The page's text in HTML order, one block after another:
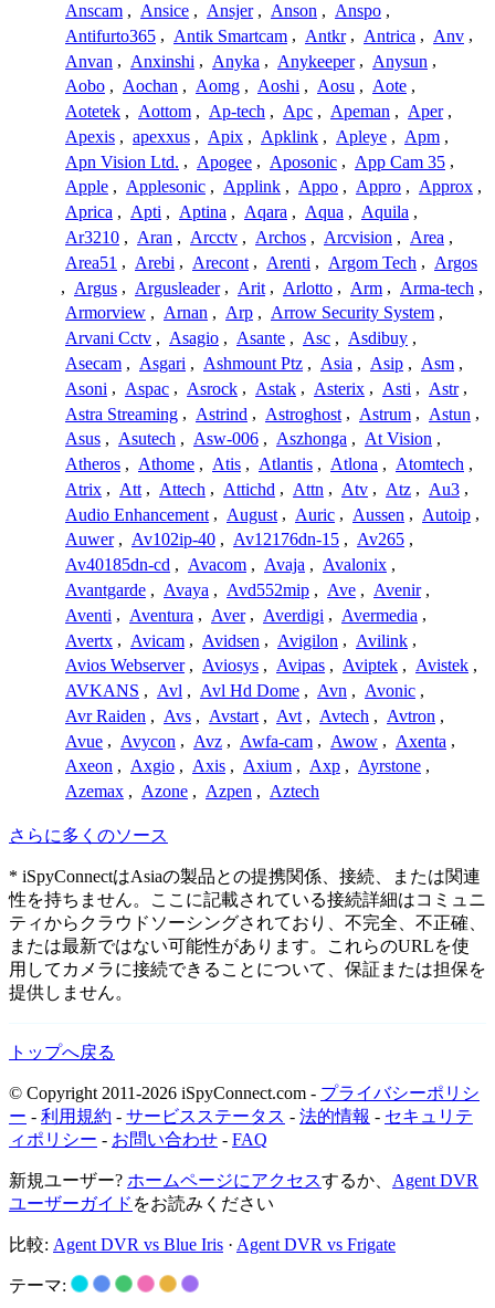
Anscam , Ansice , Ansjer , Anson , Anspo ,
Antifurto365 , Antik Smartcam , Antkr , Antrica , Anv ,
Anvan , Anxinshi , Anyka , Anykeeper , Anysun ,
Aobo , Aochan , Aomg , Aoshi , Aosu , Aote ,
Aotetek , Aottom , Ap-tech , Apc , Apeman , Aper ,
Apexis , apexxus , Apix , Apklink , Apleye , Apm ,
Apn Vision Ltd. , Apogee , Aposonic , App Cam 35 ,
Apple , Applesonic , Applink , Appo , Appro , Approx ,
Aprica , Apti , Aptina , Aqara , Aqua , Aquila ,
Ar3210 , Aran , Arcctv , Archos , Arcvision , Area ,
Area51 , Arebi , Arecont , Arenti , Argom Tech , Argos
, Argus , Argusleader , Arit , Arlotto , Arm , Arma-tech ,
Armorview , Arnan , Arp , Arrow Security System ,
Arvani Cctv , Asagio , Asante , Asc , Asdibuy ,
Asecam , Asgari , Ashmount Ptz , Asia , Asip , Asm ,
Asoni , Aspac , Asrock , Astak , Asterix , Asti , Astr ,
Astra Streaming , Astrind , Astroghost , Astrum , Astun ,
Asus , Asutech , Asw-006 , Aszhonga , At Vision ,
Atheros , Athome , Atis , Atlantis , Atlona , Atomtech ,
Atrix , Att , Attech , Attichd , Attn , Atv , Atz , Au3 ,
Audio Enhancement , August , Auric , Aussen , Autoip ,
Auwer , Av102ip-40 , Av12176dn-15 , Av265 ,
Av40185dn-cd , Avacom , Avaja , Avalonix ,
Avantgarde , Avaya , Avd552mip , Ave , Avenir ,
Aventi , Aventura , Aver , Averdigi , Avermedia ,
Avertx , Avicam , Avidsen , Avigilon , Avilink ,
Avios Webserver , Aviosys , Avipas , Aviptek , Avistek ,
AVKANS , Avl , Avl Hd Dome , Avn , Avonic ,
Avr Raiden , Avs , Avstart , Avt , Avtech , Avtron ,
Avue , Avycon , Avz , Awfa-cam , Awow , Axenta ,
Axeon , Axgio , Axis , Axium , Axp , Ayrstone ,
Azemax , Azone , Azpen , Aztech
さらに多くのソース
* iSpyConnectはAsiaの製品との提携関係、接続、または関連
性を持ちません。ここに記載されている接続詳細はコミュニ
ティからクラウドソーシングされており、不完全、不正確、
または最新ではない可能性があります。これらのURLを使
用してカメラに接続できることについて、保証または担保を
提供しません。
トップへ戻る
© Copyright 2011-2026 iSpyConnect.com - プライバシーポリシ
ー - 利用規約 - サービスステータス - 法的情報 - セキュリテ
ィポリシー - お問い合わせ - FAQ
新規ユーザー? ホームページにアクセスするか、 Agent DVR
ユーザーガイド をお読みください
比較: Agent DVR vs Blue Iris · Agent DVR vs Frigate
テーマ: